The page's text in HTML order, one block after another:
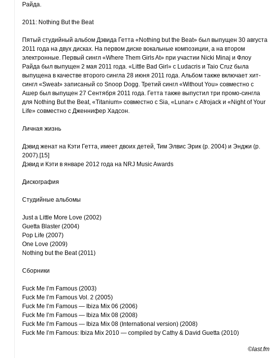
Райда.
2011: Nothing But the Beat
Пятый студийный альбом Дэвида Гетта «Nothing but the Beat» был выпущен 30 августа
2011 года на двух дисках. На первом диске вокальные композиции, а на втором
электронные. Первый сингл «Where Them Girls At» при участии Nicki Minaj и Флоу
Райда был выпущен 2 мая 2011 года. «Little Bad Girl» с Ludacris и Taio Cruz была
выпущена в качестве второго сингла 28 июня 2011 года. Альбом также включает хит-
сингл «Sweat» записаный со Snoop Dogg. Третий сингл «Without You» совместно с
Ашер был выпущен 27 Сентября 2011 года. Гетта также выпустил три промо-сингла
для Nothing But the Beat, «Titanium» совместно с Sia, «Lunar» с Afrojack и «Night of Your
Life» совместно с Дженнифер Хадсон.
Личная жизнь
Дэвид женат на Кэти Гетта, имеет двоих детей, Тим Элвис Эрик (р. 2004) и Энджи (р.
2007).[15]
Дэвид и Кэти в январе 2012 года на NRJ Music Awards
Дискография
Студийные альбомы
Just a Little More Love (2002)
Guetta Blaster (2004)
Pop Life (2007)
One Love (2009)
Nothing but the Beat (2011)
Сборники
Fuck Me I’m Famous (2003)
Fuck Me I’m Famous Vol. 2 (2005)
Fuck Me I’m Famous — Ibiza Mix 06 (2006)
Fuck Me I’m Famous — Ibiza Mix 08 (2008)
Fuck Me I’m Famous — Ibiza Mix 08 (International version) (2008)
Fuck Me I’m Famous: Ibiza Mix 2010 — compiled by Cathy & David Guetta (2010)
©last.fm